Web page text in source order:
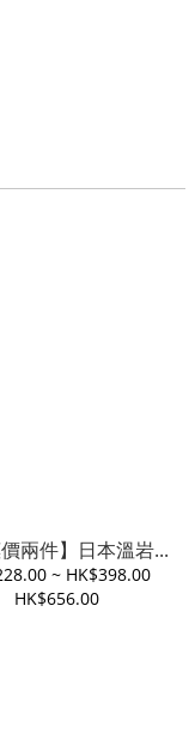
價兩件】日本溫岩...
~ HK$398.00
HK$656.00